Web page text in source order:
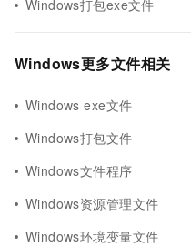
Windows打包exe文件
Windows更多文件相关
Windows exe文件
Windows打包文件
Windows文件程序
Windows资源管理文件
Windows环境变量文件